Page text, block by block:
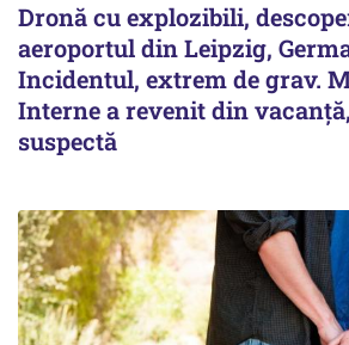
Dronă cu explozibili,
aeroportul din Leipzig,
Incidentul, extrem de grav.
Interne a revenit din
suspectă